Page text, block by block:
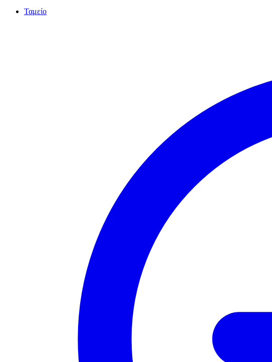
Ταμείο